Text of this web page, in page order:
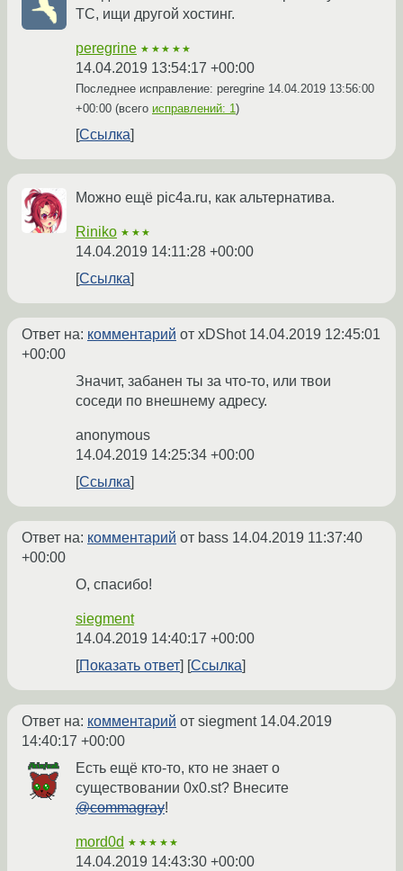
ТС, ищи другой хостинг.
peregrine ★★★★★
14.04.2019 13:54:17 +00:00
Последнее исправление: peregrine 14.04.2019 13:56:00
+00:00 (всего исправлений: 1)
Ссылка
Можно ещё pic4a.ru, как альтернатива.
Riniko ★★★
14.04.2019 14:11:28 +00:00
Ссылка
Ответ на: комментарий от xDShot 14.04.2019 12:45:01
+00:00
Значит, забанен ты за что-то, или твои
соседи по внешнему адресу.
anonymous
14.04.2019 14:25:34 +00:00
Ссылка
Ответ на: комментарий от bass 14.04.2019 11:37:40
+00:00
О, спасибо!
siegment
14.04.2019 14:40:17 +00:00
Показать ответ
Ссылка
Ответ на: комментарий от siegment 14.04.2019
14:40:17 +00:00
Есть ещё кто-то, кто не знает о
существовании 0x0.st? Внесите
@commagray!
mord0d ★★★★★
14.04.2019 14:43:30 +00:00